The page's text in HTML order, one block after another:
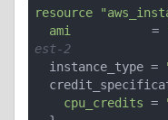
resource
ami
           =
est-2
  instance_type =
cpu_credits =